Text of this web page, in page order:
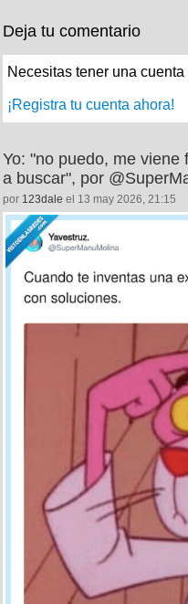
Deja tu comentario
Necesitas tener una
¡Registra tu cuenta ahora!
Yo: "no puedo, me viene
a buscar", por
por 123dale el 13 may 2026, 21:15